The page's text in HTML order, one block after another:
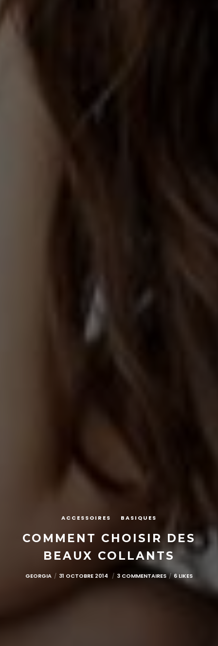
ACCESSOIRES BASIQUES
COMMENT CHOISIR DES
BEAUX COLLANTS
GEORGIA 31 OCTOBRE 2014 3 COMMENTAIRES 6 LIKES